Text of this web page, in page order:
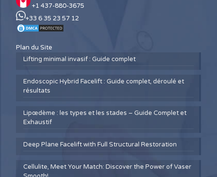
+1 437-880-3675
+33 6 35 23 57 12
Plan du Site
Lifting minimal invasif : Guide complet
Endoscopic Hybrid Facelift : Guide complet, déroulé et
résultats
Lipœdème : les types et les stades – Guide Complet et
Exhaustif
Deep Plane Facelift with Full Structural Restoration
Cellulite, Meet Your Match: Discover the Power of Vaser